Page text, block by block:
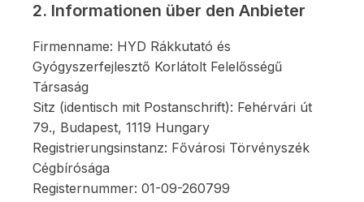
2. Informationen über den Anbieter
Firmenname: HYD Rákkutató és
Gyógyszerfejlesztő Korlátolt Felelősségű
Társaság
Sitz (identisch mit Postanschrift): Fehérvári út
79., Budapest, 1119 Hungary
Registrierungsinstanz: Fővárosi Törvényszék
Cégbírósága
Registernummer: 01-09-260799